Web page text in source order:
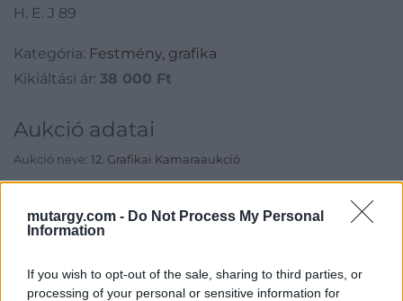
mutargy.com - Do Not Process My Personal
Information
If you wish to opt-out of the sale, sharing to third parties, or
processing of your personal or sensitive information for
H. E. J 89
Kategória: Festmény, grafika
Kikiáltási ár: 38 000 Ft
Aukció adatai
Aukció neve: 12. Grafikai Kamaraaukció
Aukció dátuma: 2018.02.21
Aukció ideje: 18:00
Tételszám: 87